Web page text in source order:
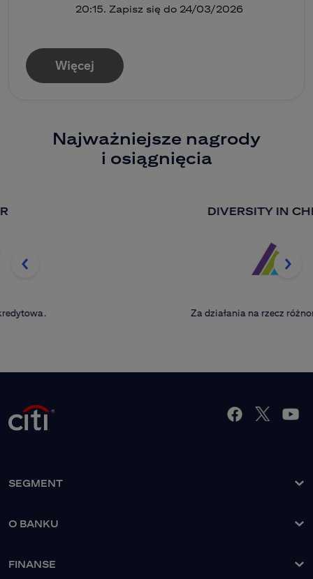
20:15. Zapisz się do 24/03/2026
Więcej
Najważniejsze nagrody
i osiągnięcia
DIVERSITY IN CHECK
Za działania na rzecz różnorodności.
SEGMENT
O BANKU
FINANSE